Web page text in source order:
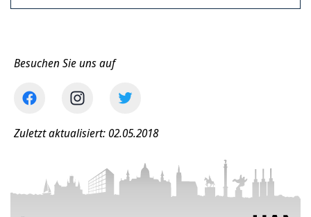
Besuchen Sie uns auf
Zuletzt aktualisiert: 02.05.2018